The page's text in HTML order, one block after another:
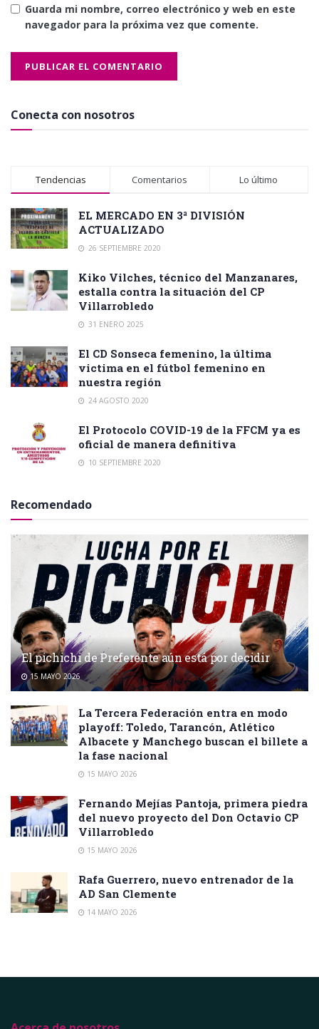
Guarda mi nombre, correo electrónico y web en este
navegador para la próxima vez que comente.
Conecta con nosotros
Tendencias Comentarios Lo último
EL MERCADO EN 3ª DIVISIÓN
ACTUALIZADO
26 SEPTIEMBRE 2020
Kiko Vilches, técnico del Manzanares,
estalla contra la situación del CP
Villarrobledo
31 ENERO 2025
El CD Sonseca femenino, la última
victima en el fútbol femenino en
nuestra región
24 AGOSTO 2020
El Protocolo COVID-19 de la FFCM ya es
oficial de manera definitiva
10 SEPTIEMBRE 2020
Recomendado
El pichichi de Preferente aún está por decidir
15 MAYO 2026
La Tercera Federación entra en modo
playoff: Toledo, Tarancón, Atlético
Albacete y Manchego buscan el billete a
la fase nacional
15 MAYO 2026
Fernando Mejías Pantoja, primera piedra
del nuevo proyecto del Don Octavio CP
Villarrobledo
15 MAYO 2026
Rafa Guerrero, nuevo entrenador de la
AD San Clemente
14 MAYO 2026